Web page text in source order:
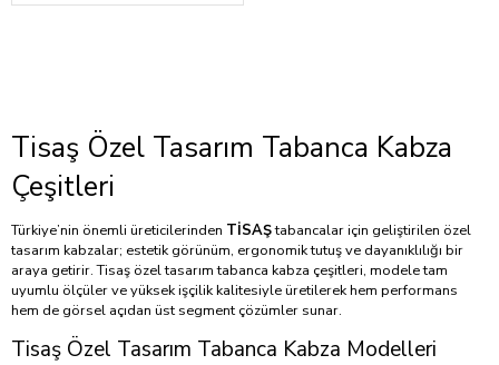
Tisaş Özel Tasarım Tabanca Kabza
Çeşitleri
Türkiye’nin önemli üreticilerinden TİSAŞtabancalar için geliştirilen özel
tasarım kabzalar; estetik görünüm, ergonomik tutuş ve dayanıklılığı bir
araya getirir. Tisaş özel tasarım tabanca kabza çeşitleri, modele tam
uyumlu ölçüler ve yüksek işçilik kalitesiyle üretilerek hem performans
hem de görsel açıdan üst segment çözümler sunar.
Tisaş Özel Tasarım Tabanca Kabza Modelleri